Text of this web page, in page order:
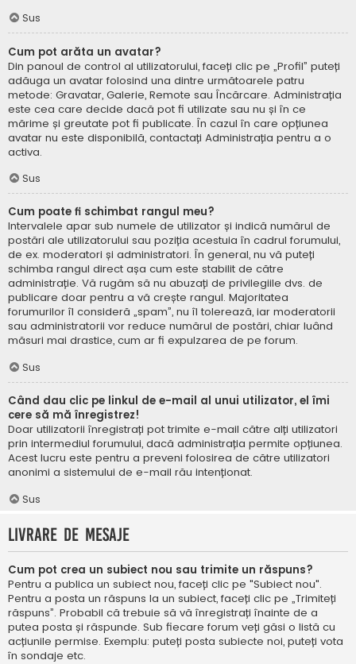
Sus
Cum pot arăta un avatar?
Din panoul de control al utilizatorului, faceți clic pe „Profil” puteți
adăuga un avatar folosind una dintre următoarele patru
metode: Gravatar, Galerie, Remote sau Încărcare. Administrația
este cea care decide dacă pot fi utilizate sau nu și în ce
mărime și greutate pot fi publicate. În cazul în care opțiunea
avatar nu este disponibilă, contactați Administrația pentru a o
activa.
Sus
Cum poate fi schimbat rangul meu?
Intervalele apar sub numele de utilizator și indică numărul de
postări ale utilizatorului sau poziția acestuia în cadrul forumului,
de ex. moderatori și administratori. În general, nu vă puteți
schimba rangul direct așa cum este stabilit de către
administrație. Vă rugăm să nu abuzați de privilegiile dvs. de
publicare doar pentru a vă crește rangul. Majoritatea
forumurilor îl consideră „spam”, nu îl tolerează, iar moderatorii
sau administratorii vor reduce numărul de postări, chiar luând
măsuri mai drastice, cum ar fi expulzarea de pe forum.
Sus
Când dau clic pe linkul de e-mail al unui utilizator, el îmi
cere să mă înregistrez!
Doar utilizatorii înregistrați pot trimite e-mail către alți utilizatori
prin intermediul forumului, dacă administrația permite opțiunea.
Acest lucru este pentru a preveni folosirea de către utilizatori
anonimi a sistemului de e-mail rău intenționat.
Sus
Livrare de mesaje
Cum pot crea un subiect nou sau trimite un răspuns?
Pentru a publica un subiect nou, faceți clic pe "Subiect nou".
Pentru a posta un răspuns la un subiect, faceți clic pe „Trimiteți
răspuns”. Probabil că trebuie să vă înregistrați înainte de a
putea posta și răspunde. Sub fiecare forum veți găsi o listă cu
acțiunile permise. Exemplu: puteți posta subiecte noi, puteți vota
în sondaje etc.